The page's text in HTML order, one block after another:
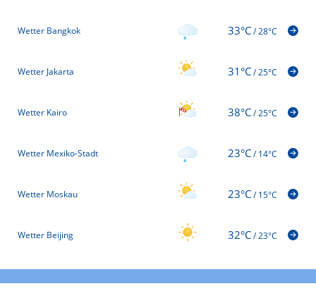
Wetter Bangkok 33°C/28°C
Wetter Jakarta 31°C/25°C
Wetter Kairo 38°C/25°C
Wetter Mexiko-Stadt 23°C/14°C
Wetter Moskau 23°C/15°C
Wetter Beijing 32°C/23°C